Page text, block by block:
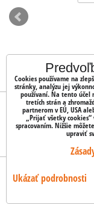
OBJEDNÁVKY
Stav objednávky
Vytvorené
Cookies používame na
stránky, analýzu jej
používaní. Na tento účel
tretích strán a
partnerom v EÚ, USA
„Prijať všetky
spracovaním. Nižšie
upraviť
Ukázať podrobnosti